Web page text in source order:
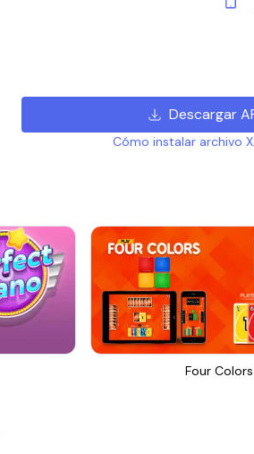
Descargar
Cómo instalar archivo
Four Colors